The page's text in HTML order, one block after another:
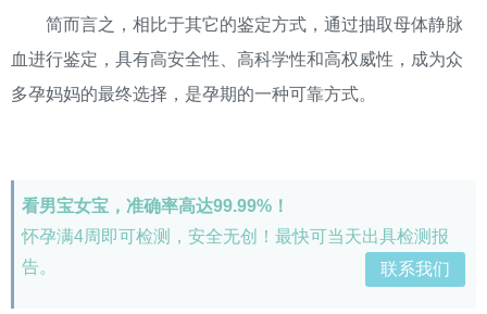
简而言之，相比于其它的鉴定方式，通过抽取母体静脉
血进行鉴定，具有高安全性、高科学性和高权威性，成为众
多孕妈妈的最终选择，是孕期的一种可靠方式。
看男宝女宝，准确率高达99.99%！
怀孕满4周即可检测，安全无创！最快可当天出具检测报
告。
联系我们